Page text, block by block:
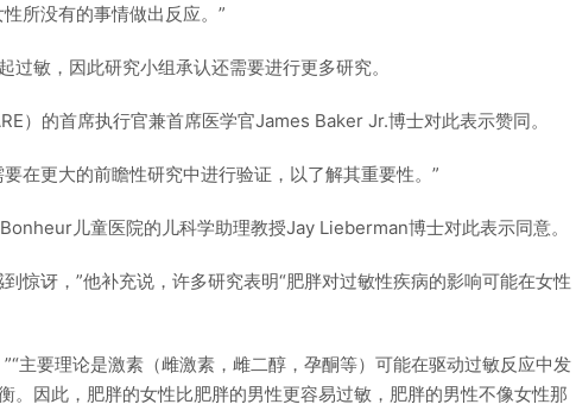
所没有的事情做出反应。”
敏，因此研究小组承认还需要进行更多研究。
）的首席执行官兼首席医学官James Baker Jr.博士对此表示赞同。
在更大的前瞻性研究中进行验证，以了解其重要性。”
儿童医院的儿科学助理教授Jay Lieberman博士对此表示同意。
惊讶，”他补充说，许多研究表明“肥胖对过敏性疾病的影响可能在女性
主要理论是激素（雌激素，雌二醇，孕酮等）可能在驱动过敏反应中发
。因此，肥胖的女性比肥胖的男性更容易过敏，肥胖的男性不像女性那